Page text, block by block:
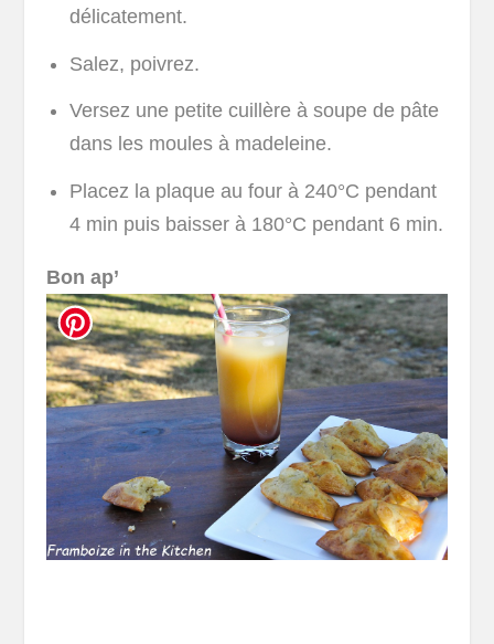
délicatement.
Salez, poivrez.
Versez une petite cuillère à soupe de pâte
dans les moules à madeleine.
Placez la plaque au four à 240°C pendant
4 min puis baisser à 180°C pendant 6 min.
Bon ap’